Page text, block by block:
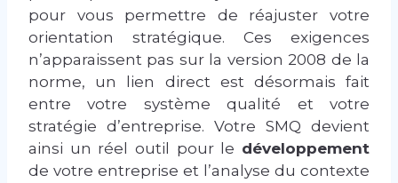
pour vous permettre de réajuster votre
orientation stratégique. Ces exigences
n’apparaissent pas sur la version 2008 de la
norme, un lien direct est désormais fait
entre votre système qualité et votre
stratégie d’entreprise. Votre SMQ devient
ainsi un réel outil pour le développement
de votre entreprise et l’analyse du contexte